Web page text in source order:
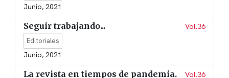
Junio, 2021
Seguir trabajando... Vol.36
Editoriales
Junio, 2021
La revista en tiempos de pandemia.
Vol.36